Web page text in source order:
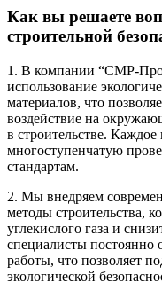
Как вы решаете
строительной
1. В компании “СМР-
использование
материалов, что
воздействие на
в строительстве.
многоступенчатую
стандартам.
2. Мы внедряем
методы строительства,
углекислого газа и
специалисты
работы, что позволяет
экологической